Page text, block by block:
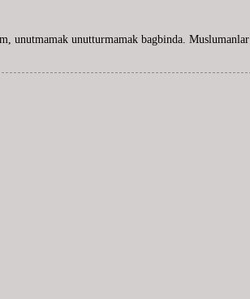
unutmamak unutturmamak bagbinda. Muslumanlar